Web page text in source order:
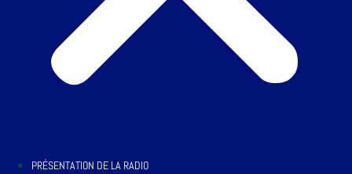
PRÉSENTATION DE LA RADIO